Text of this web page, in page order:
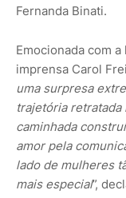
Fernanda Binati.
Emocionada com
imprensa Carol
uma surpresa
trajetória retratada
caminhada
amor pela
lado de mulheres
mais especial”,